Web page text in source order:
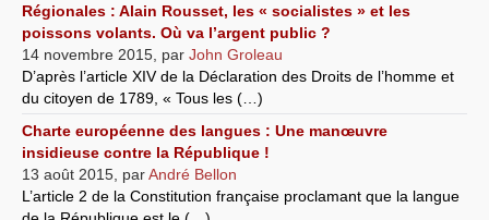
Régionales : Alain Rousset, les « socialistes » et les
poissons volants. Où va l’argent public ?
14 novembre 2015 par John Groleau
D’après l’article XIV de la Déclaration des Droits de l’homme et
du citoyen de 1789, « Tous les (…)
Charte européenne des langues : Une manœuvre
insidieuse contre la République !
13 août 2015 parAndré Bellon
L’article 2 de la Constitution française proclamant que la langue